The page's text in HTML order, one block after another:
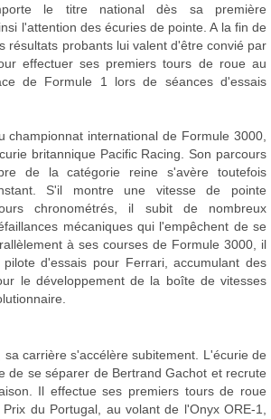
le titre national dès sa première
l'attention des écuries de pointe. A la fin de
résultats probants lui valent d'être convié par
effectuer ses premiers tours de roue au
de Formule 1 lors de séances d'essais
championnat international de Formule 3000,
britannique Pacific Racing. Son parcours
de la catégorie reine s'avère toutefois
S'il montre une vitesse de pointe
chronométrés, il subit de nombreux
mécaniques qui l'empêchent de se
à ses courses de Formule 3000, il
d'essais pour Ferrari, accumulant des
le développement de la boîte de vitesses
carrière s'accélère subitement. L'écurie de
de se séparer de Bertrand Gachot et recrute
Il effectue ses premiers tours de roue
du Portugal, au volant de l'Onyx ORE-1,